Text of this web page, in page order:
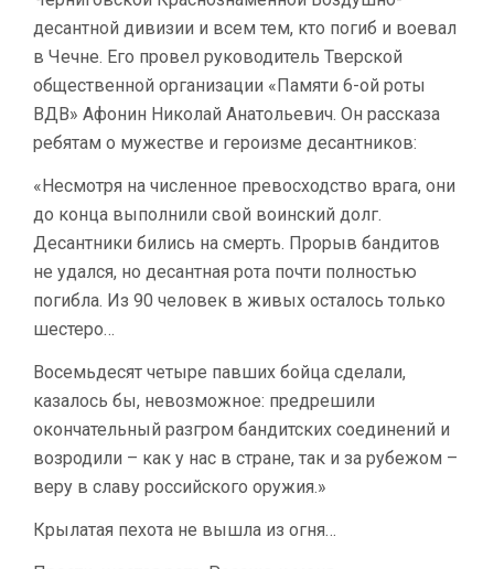
десантной дивизии и всем тем, кто погиб и воевал
в Чечне. Его провел руководитель Тверской
общественной организации «Памяти 6-ой роты
ВДВ» Афонин Николай Анатольевич. Он рассказа
ребятам о мужестве и героизме десантников:
«Несмотря на численное превосходство врага, они
до конца выполнили свой воинский долг.
Десантники бились на смерть. Прорыв бандитов
не удался, но десантная рота почти полностью
погибла. Из 90 человек в живых осталось только
шестеро…
Восемьдесят четыре павших бойца сделали,
казалось бы, невозможное: предрешили
окончательный разгром бандитских соединений и
возродили – как у нас в стране, так и за рубежом –
веру в славу российского оружия.»
Крылатая пехота не вышла из огня…